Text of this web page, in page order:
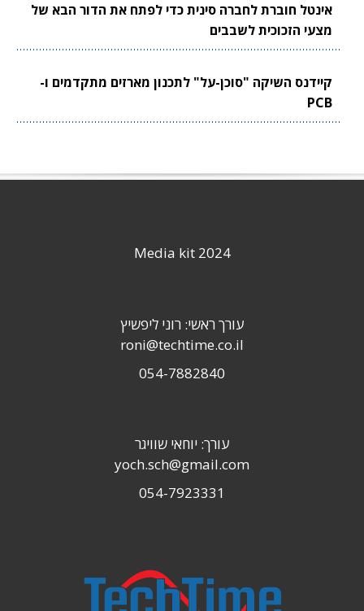
אינטל חוברת לחברה סינית כדי לפתח את הדור הבא של
מצעי הזכוכית לשבבים
קיידנס השיקה "סוכן-על" לתכנון מארזים מתקדמים ו-
PCB
Media kit 2024
עורך ראשי: רוני ליפשיץ
roni@techtime.co.il
054-7882840
עורך: יוחאי שוויגר
yoch.sch@gmail.com
054-7923331